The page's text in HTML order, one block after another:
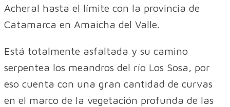
Acheral hasta el límite con la provincia de
Catamarca en Amaicha del Valle.
Está totalmente asfaltada y su camino
serpentea los meandros del río Los Sosa, por
eso cuenta con una gran cantidad de curvas
en el marco de la vegetación profunda de las